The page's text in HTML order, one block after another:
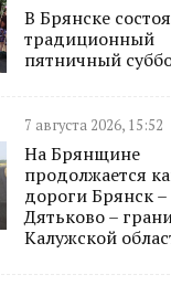
В Брянске
традиционный
пятничный
7 августа 2026, 15:52
На Брянщине
продолжается
дороги Брянск –
Дятьково –
Калужской